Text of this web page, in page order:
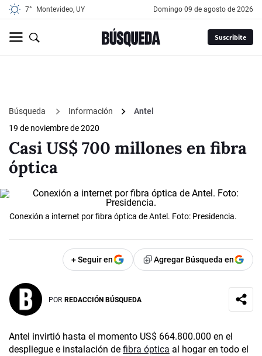
7° Montevideo, UY domingo 09 de agosto de 2026
Suscribite
Búsqueda Información
Antel
19 de noviembre de 2020
Casi US$ 700 millones en fibra
óptica
Conexión a internet por fibra óptica de Antel. Foto: Presidencia.
+ Seguir en Agregar Búsqueda en
POR REDACCIÓN BÚSQUEDA
Antel invirtió hasta el momento US$ 664.800.000 en el
despliegue e instalación de fibra óptica al hogar en todo el